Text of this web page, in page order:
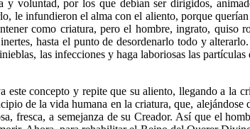
voluntad, por los que debían ser dirigidos,
le infundieron el alma con el aliento, porque
como criatura, pero el hombre, ingrato, quiso
hasta el punto de desordenarlo todo y
las infecciones y haga laboriosas las
este concepto y repite que su aliento, llegando a la
de la vida humana en la criatura, que,
fresca, a semejanza de su Creador. Así que el